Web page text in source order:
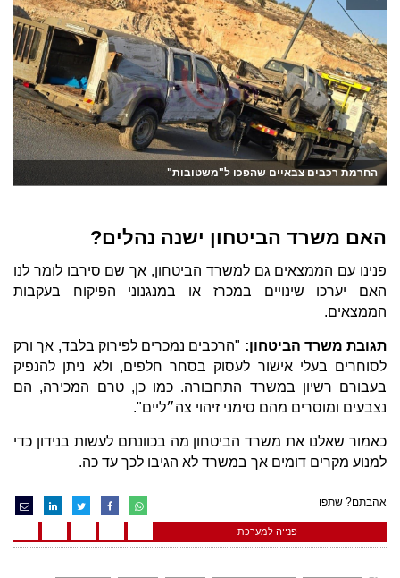
החרמת רכבים צבאיים שהפכו ל"משטובות"
האם משרד הביטחון ישנה נהלים?
פנינו עם הממצאים גם למשרד הביטחון, אך שם סירבו לומר לנו
האם יערכו שינויים במכרז או במנגנוני הפיקוח בעקבות
הממצאים.
תגובת משרד הביטחון: "הרכבים נמכרים לפירוק בלבד, אך ורק
לסוחרים בעלי אישור לעסוק בסחר חלפים, ולא ניתן להנפיק
בעבורם רשיון במשרד התחבורה. כמו כן, טרם המכירה, הם
נצבעים ומוסרים מהם סימני זיהוי צה״ליים".
כאמור שאלנו את משרד הביטחון מה בכוונתם לעשות בנידון כדי
למנוע מקרים דומים אך במשרד לא הגיבו לכך עד כה.
אהבתם? שתפו
פנייה למערכת